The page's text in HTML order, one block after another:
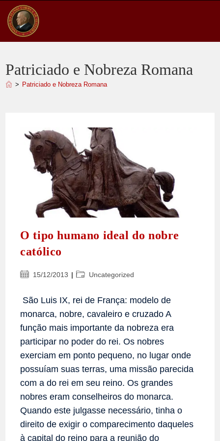
para
conteúdo
Patriciado e Nobreza Romana
> Patriciado e Nobreza Romana
O tipo humano ideal do nobre
católico
Post15/12/2013
Categoria
Uncategorized
São Luis IX, rei de França: modelo de
monarca, nobre, cavaleiro e cruzado A
função mais importante da nobreza era
participar no poder do rei. Os nobres
exerciam em ponto pequeno, no lugar onde
possuíam suas terras, uma missão parecida
com a do rei em seu reino. Os grandes
nobres eram conselheiros do monarca.
Quando este julgasse necessário, tinha o
direito de exigir o comparecimento daqueles
à capital do reino para a reunião do